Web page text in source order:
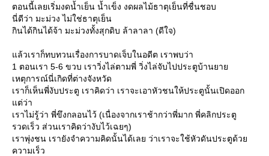
ตอนนี้เลยเริ่มงดน้ำเย็น น้ำเข็ง งดผลไม้ธาตุเย็นที่ชื่นชอบ
นี่ดีว่า มะม่วง ไม่ใช่ธาตุเย็น
กินได้กินได้จ้า มะม่วงทั้งสุกดิบ ล้าลาลา (ดีใจ)
ล้วเราก็ทบทวนเรื่องการบาดเจ็บในอดีต เราพบว่า
1 ตอนเรา 5-6 ขวบ เราวิ่งไล่ตามพี่ วิ่งไล่จับไปประตูบ้านยา
เหตุการณ์นี่เกิดที่ต่างจังหวัด
เราก็เห็นพี่งับประตู เราคิดว่า เราจะเอาหัวชนให้ประตูนั้นเปิดออก
ต่ว่า
เราไม่รู้ว่า พี่ขึงกลอนไว้ (เนื่องจากเราช้ากว่าพี่มาก พี่คลิกประตู
รวดเร็ว ส่วนเราคิดว่างับไว้เฉยๆ)
เราพุ่งชน เรายังจำความคิดนั้นได้เลย ว่าเราจะใช้หัวดันประตูด้ว
ความเร็ว